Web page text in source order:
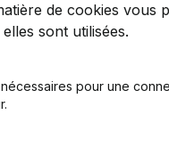
de cookies vous
sont utilisées.
pour une